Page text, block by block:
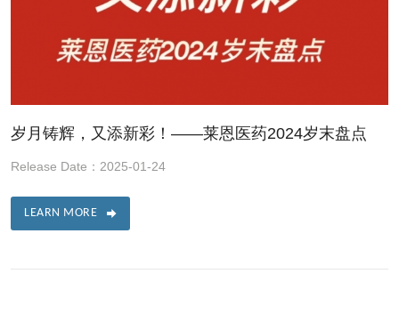
岁月铸辉，又添新彩！——莱恩医药2024岁末盘点
Release Date：2025-01-24
LEARN MORE